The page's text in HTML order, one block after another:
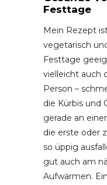
Festtage
Mein Rezept
vegetarisch
Festtage
vielleicht auch
Person –
die Kürbis und
gerade an
die erste oder
so üppig
gut auch am
Aufwärmen.